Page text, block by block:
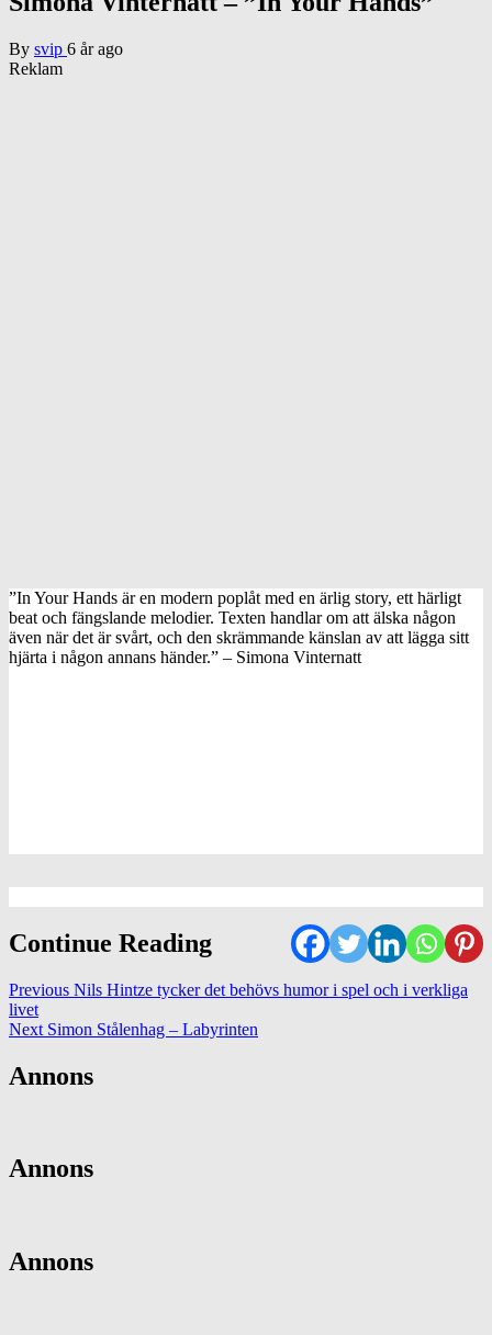
By svip 6 år ago
Reklam
”In Your Hands är en modern poplåt med en ärlig story, ett härligt
beat och fängslande melodier. Texten handlar om att älska någon
även när det är svårt, och den skrämmande känslan av att lägga sitt
hjärta i någon annans händer.” – Simona Vinternatt
Continue Reading
Previous Nils Hintze tycker det behövs humor i spel och i verkliga
livet
Next Simon Stålenhag – Labyrinten
Annons
Annons
Annons